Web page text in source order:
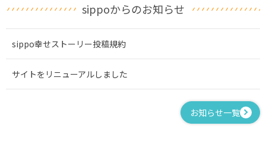
sippoからのお知らせ
sippo幸せストーリー投稿規約
サイトをリニューアルしました
お知らせ一覧